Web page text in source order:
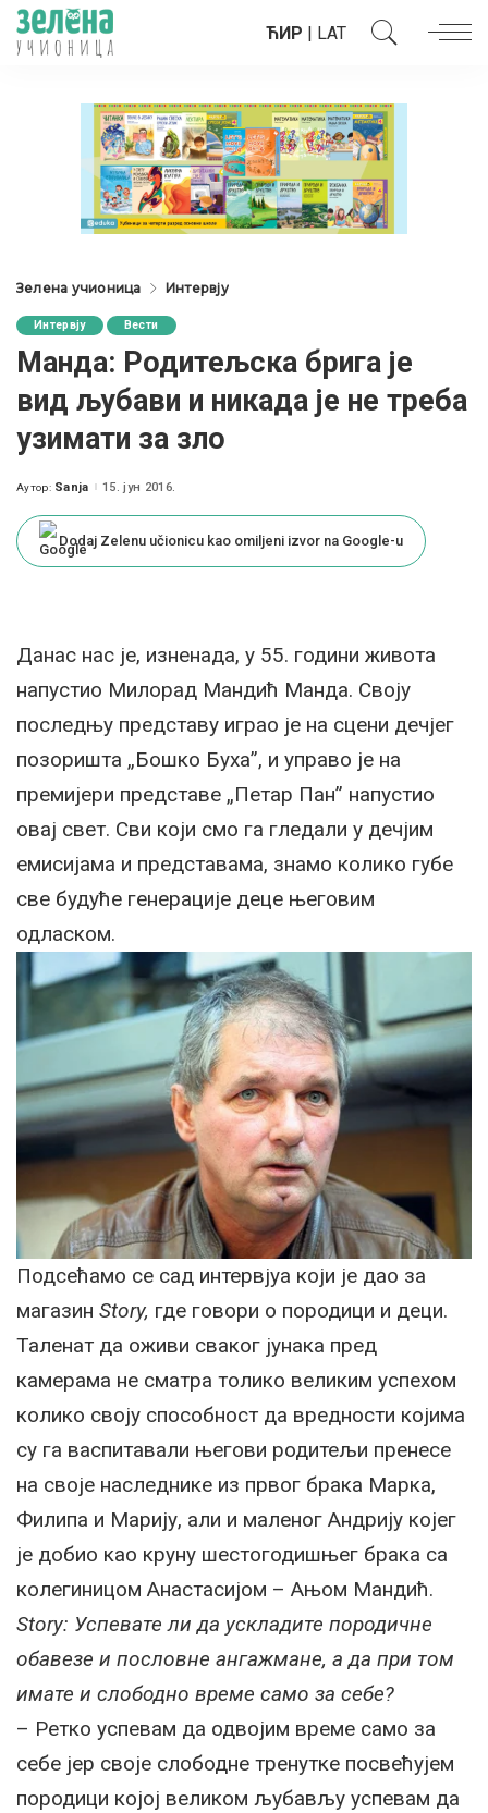
ЋИР | LAT
Зелена учионица Интервју
Интервју Вести
Манда: Родитељска брига је
вид љубави и никада је не треба
узимати за зло
Posted
Аутор: Sanja 15. јун 2016.
Dodaj Zelenu učionicu kao omiljeni izvor na Google-u
Данас нас је, изненада, у 55. години живота
напустио Милорад Мандић Манда. Своју
последњу представу играо је на сцени дечјег
позоришта „Бошко Буха”, и управо је на
премијери представе „Петар Пан” напустио
овај свет. Сви који смо га гледали у дечјим
емисијама и представама, знамо колико губе
све будуће генерације деце његовим
одласком.
Подсећамо се сад интервјуа који је дао за
магазин Story, где говори о породици и деци.
Таленат да оживи сваког јунака пред
камерама не сматра толико великим успехом
колико своју способност да вредности којима
су га васпитавали његови родитељи пренесе
на своје наследнике из првог брака Марка,
Филипа и Марију, али и маленог Андрију којег
је добио као круну шестогодишњег брака са
колегиницом Анастасијом – Ањом Мандић.
Story: Успевате ли да ускладите породичне
обавезе и пословне ангажмане, а да при том
имате и слободно време само за себе?
– Ретко успевам да одвојим време само за
себе јер своје слободне тренутке посвећујем
породици којој великом љубављу успевам да